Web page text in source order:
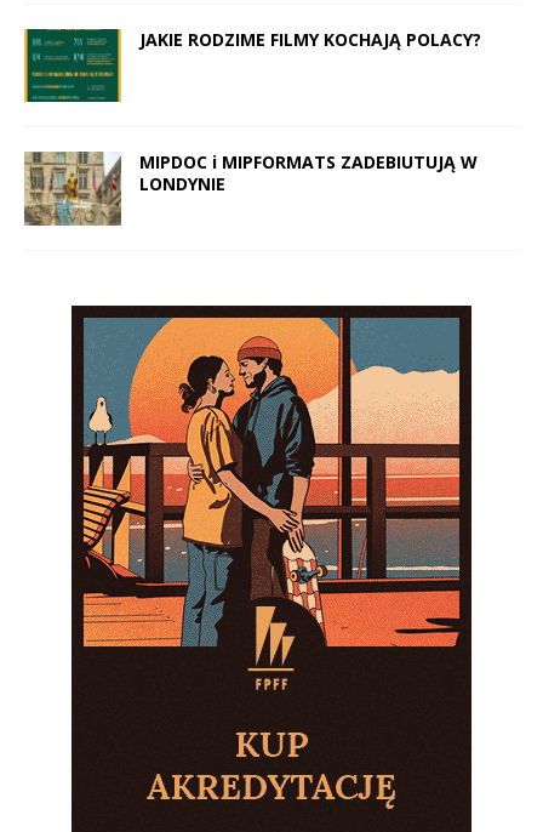
JAKIE RODZIME FILMY KOCHAJĄ POLACY?
MIPDOC i MIPFORMATS ZADEBIUTUJĄ W
LONDYNIE